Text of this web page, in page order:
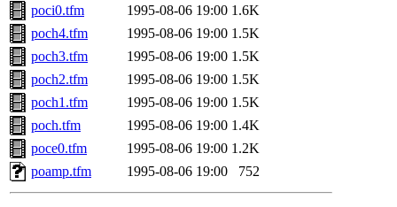
poci0.tfm
1995-08-06 19:00 1.6K
poch4.tfm
1995-08-06 19:00 1.5K
poch3.tfm
1995-08-06 19:00 1.5K
poch2.tfm
1995-08-06 19:00 1.5K
poch1.tfm
1995-08-06 19:00 1.5K
poch.tfm
1995-08-06 19:00 1.4K
poce0.tfm
1995-08-06 19:00 1.2K
poamp.tfm
1995-08-06 19:00 752